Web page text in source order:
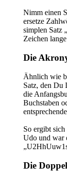
Nimm einen
ersetze
simplen Satz
Zeichen
Die
Ähnlich wie
Satz, den Du
die
Buchstaben
So ergibt
Udo und war
Die